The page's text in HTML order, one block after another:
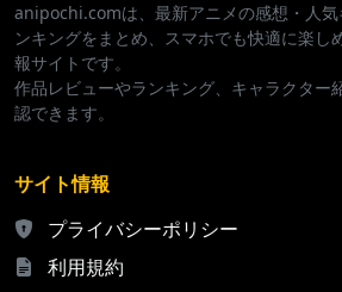
anipochi.comは、最新アニメの感想・人気
ンキングをまとめ、スマホでも快適に楽し
報サイトです。
作品レビューやランキング、キャラクター
認できます。
サイト情報
プライバシーポリシー
利用規約